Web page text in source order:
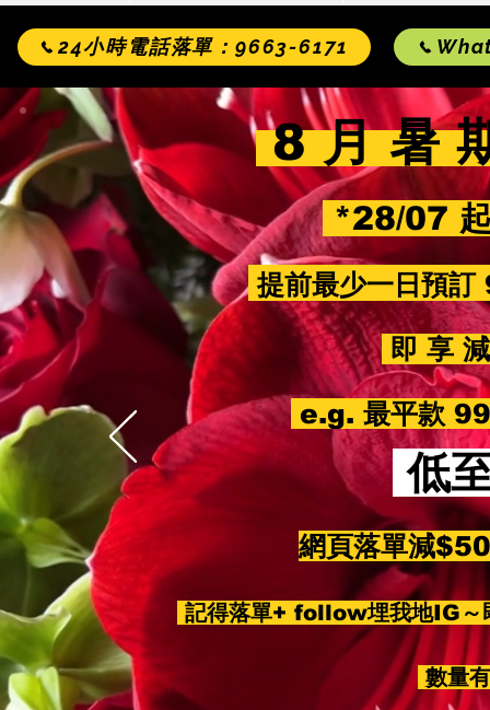
24小時電話落單：9663-6171
8 月 暑
*28/07
提前最少一日預
即 享
e.g. 最平款
低
網頁落單減
記得落單+ follow埋我地IG～
數量